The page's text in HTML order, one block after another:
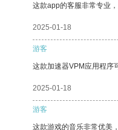
这款app的客服非常专业
2025-01-18
游客
这款加速器VPM应用程序
2025-01-18
游客
这款游戏的音乐非常优美